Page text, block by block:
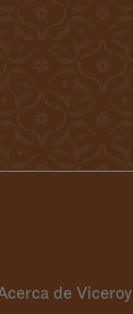
de Viceroy